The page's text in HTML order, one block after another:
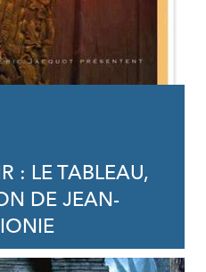
: LE TABLEAU,
DE JEAN-